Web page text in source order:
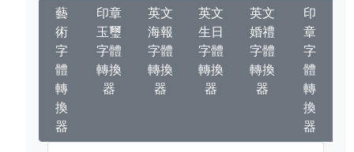
藝
術
字
體
轉
換
器
印章
玉璽
字體
轉換
器
英文
海報
字體
轉換
器
英文
生日
字體
轉換
器
英文
婚禮
字體
轉換
器
印
章
字
體
轉
換
器